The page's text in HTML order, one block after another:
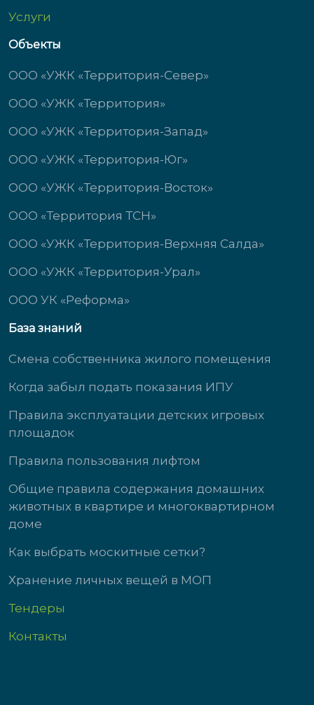
Услуги
Объекты
ООО «УЖК «Территория-Север»
ООО «УЖК «Территория»
ООО «УЖК «Территория-Запад»
ООО «УЖК «Территория-Юг»
ООО «УЖК «Территория-Восток»
ООО «Территория ТСН»
ООО «УЖК «Территория-Верхняя Салда»
ООО «УЖК «Территория-Урал»
ООО УК «Реформа»
База знаний
Смена собственника жилого помещения
Когда забыл подать показания ИПУ
Правила эксплуатации детских игровых
площадок
Правила пользования лифтом
Общие правила содержания домашних
животных в квартире и многоквартирном
доме
Как выбрать москитные сетки?
Хранение личных вещей в МОП
Тендеры
Контакты